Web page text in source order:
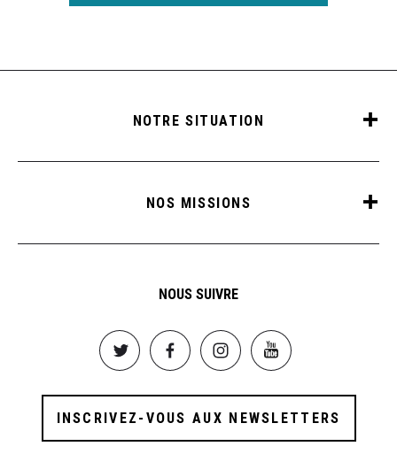
NOTRE SITUATION
NOS MISSIONS
NOUS SUIVRE
Image Image Image Image
INSCRIVEZ-VOUS AUX NEWSLETTERS